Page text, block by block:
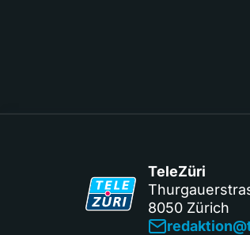
TeleZüri
8050 Zürich